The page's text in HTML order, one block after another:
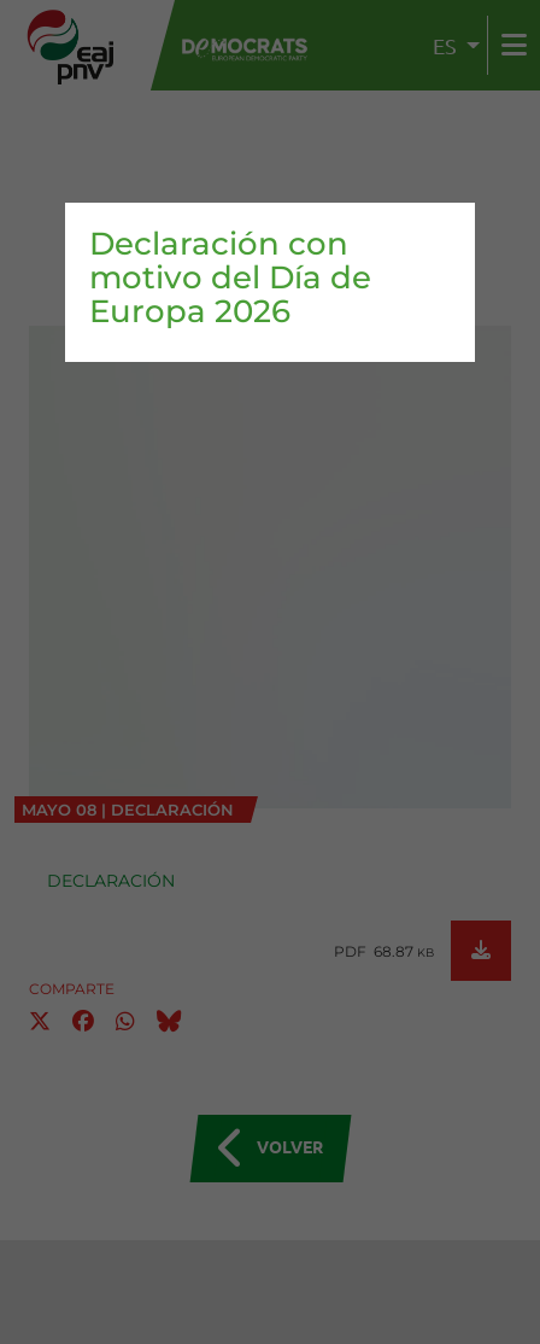
ES
Declaración con
motivo del Día de
Europa 2026
MAYO 08 | DECLARACIÓN
DECLARACIÓN
PDF 68.87 KB
COMPARTE
VOLVER